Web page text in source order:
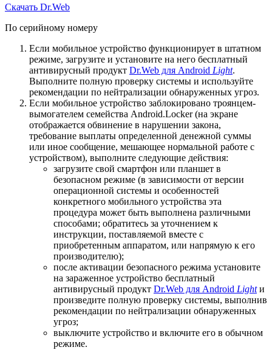
Скачать Dr.Web
По серийному номеру
Если мобильное устройство функционирует в штатном
режиме, загрузите и установите на него бесплатный
антивирусный продукт Dr.Web для Android Light.
Выполните полную проверку системы и используйте
рекомендации по нейтрализации обнаруженных угроз.
Если мобильное устройство заблокировано троянцем-
вымогателем семейства Android.Locker (на экране
отображается обвинение в нарушении закона,
требование выплаты определенной денежной суммы
или иное сообщение, мешающее нормальной работе с
устройством), выполните следующие действия:
загрузите свой смартфон или планшет в
безопасном режиме (в зависимости от версии
операционной системы и особенностей
конкретного мобильного устройства эта
процедура может быть выполнена различными
способами; обратитесь за уточнением к
инструкции, поставляемой вместе с
приобретенным аппаратом, или напрямую к его
производителю);
после активации безопасного режима установите
на зараженное устройство бесплатный
антивирусный продукт Dr.Web для Android Lightи
произведите полную проверку системы, выполнив
рекомендации по нейтрализации обнаруженных
угроз;
выключите устройство и включите его в обычном
режиме.